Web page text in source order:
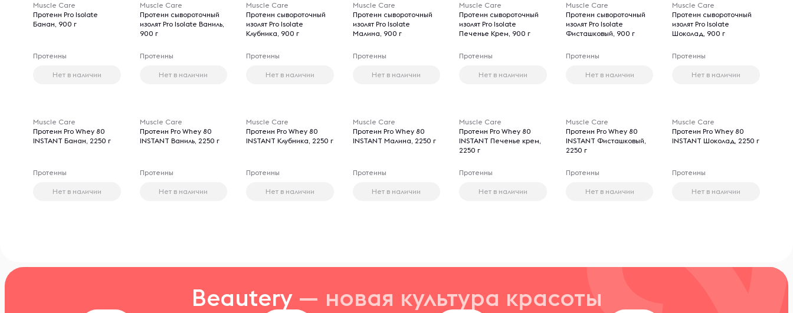
Muscle Care
Протеин Pro Isolate
Банан, 900 г
Протеины
Нет в наличии
Muscle Care
Протеин сывороточный
изолят Pro Isolate Ваниль,
900 г
Протеины
Нет в наличии
Muscle Care
Протеин сывороточный
изолят Pro Isolate
Клубника, 900 г
Протеины
Нет в наличии
Muscle Care
Протеин сывороточный
изолят Pro Isolate
Малина, 900 г
Протеины
Нет в наличии
Muscle Care
Протеин сывороточный
изолят Pro Isolate
Печенье Крем, 900 г
Протеины
Нет в наличии
Muscle Care
Протеин сывороточный
изолят Pro Isolate
Фисташковый, 900 г
Протеины
Нет в наличии
Muscle Care
Протеин сывороточный
изолят Pro Isolate
Шоколад, 900 г
Протеины
Нет в наличии
Muscle Care
Протеин Pro Whey 80
INSTANT Банан, 2250 г
Протеины
Нет в наличии
Muscle Care
Протеин Pro Whey 80
INSTANT Ваниль, 2250 г
Протеины
Нет в наличии
Muscle Care
Протеин Pro Whey 80
INSTANT Клубника, 2250 г
Протеины
Нет в наличии
Muscle Care
Протеин Pro Whey 80
INSTANT Малина, 2250 г
Протеины
Нет в наличии
Muscle Care
Протеин Pro Whey 80
INSTANT Печенье крем,
2250 г
Протеины
Нет в наличии
Muscle Care
Протеин Pro Whey 80
INSTANT Фисташковый,
2250 г
Протеины
Нет в наличии
Muscle Care
Протеин Pro Whey 80
INSTANT Шоколад, 2250 г
Протеины
Нет в наличии
Beautery — новая культура красоты